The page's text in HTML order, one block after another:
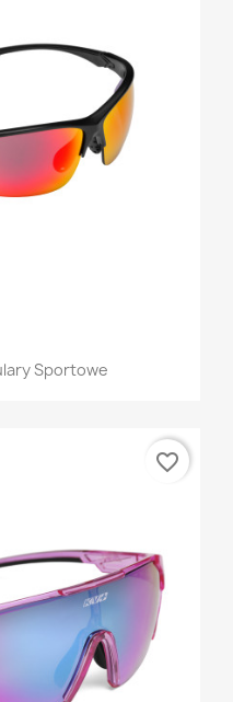
Sportowe
favorite_border